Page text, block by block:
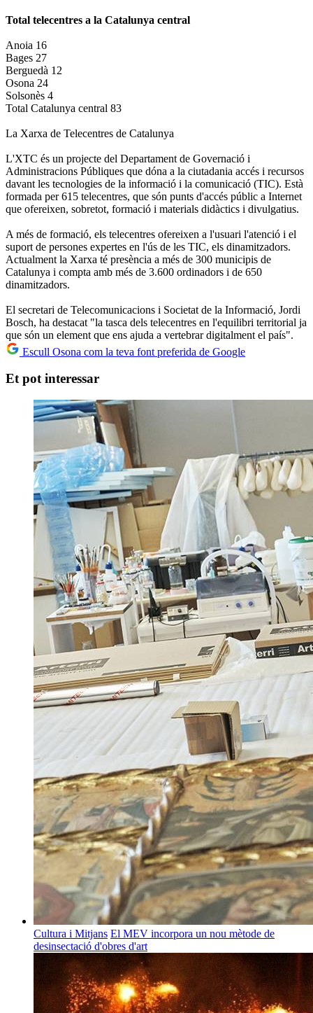
Total telecentres a la Catalunya central
Anoia 16
Bages 27
Berguedà 12
Osona 24
Solsonès 4
Total Catalunya central 83
La Xarxa de Telecentres de Catalunya
L'XTC és un projecte del Departament de Governació i
Administracions Públiques que dóna a la ciutadania accés i recursos
davant les tecnologies de la informació i la comunicació (TIC). Està
formada per 615 telecentres, que són punts d'accés públic a Internet
que ofereixen, sobretot, formació i materials didàctics i divulgatius.
A més de formació, els telecentres ofereixen a l'usuari l'atenció i el
suport de persones expertes en l'ús de les TIC, els dinamitzadors.
Actualment la Xarxa té presència a més de 300 municipis de
Catalunya i compta amb més de 3.600 ordinadors i de 650
dinamitzadors.
El secretari de Telecomunicacions i Societat de la Informació, Jordi
Bosch, ha destacat "la tasca dels telecentres en l'equilibri territorial ja
que són un element que ens ajuda a vertebrar digitalment el país".
Escull Osona com la teva font preferida de Google
Et pot interessar
Cultura i Mitjans El MEV incorpora un nou mètode de
desinsectació d'obres d'art